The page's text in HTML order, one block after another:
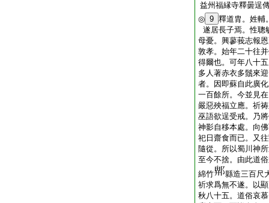
益州福縁寺釋曇逞
◎ 9 釋道胄。姓輔
遂居長子焉。性聰
母憂。興蓼莪志報
敦孝。始年二十往
得爾也。可年八十
多人著赤衣多鬚來
者。因即蘇自此廣
一百餘所。今並見
嚴惡殃福立應。祈
巫語欲逞受戒。乃
神影自移本處。向
祀日齋食而已。又
隨從。所以蜀川神
至今不捨。由此道
綿竹
縣造三百尺
祈求爲無不遂。以
秋八十五。道俗哀